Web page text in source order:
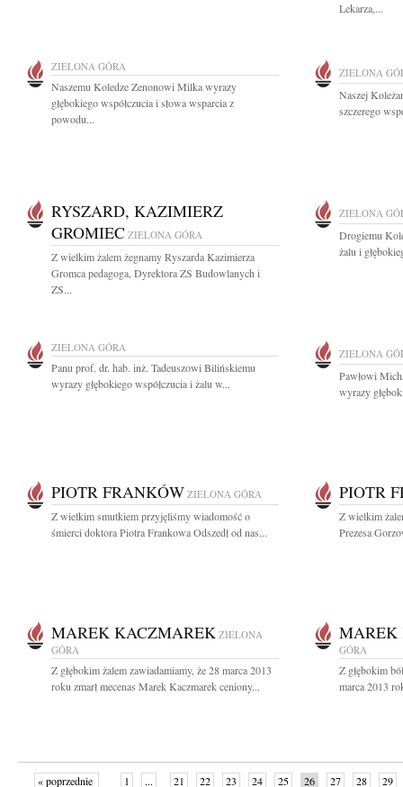
Lekarza,...
ZIELONA GÓRA
Naszemu Koledze Zenonowi Milka wyrazy
głębokiego współczucia i słowa wsparcia z
powodu...
ZIELONA
Naszej
szczerego
RYSZARD, KAZIMIERZ
GROMIEC ZIELONA GÓRA
Z wielkim żalem żegnamy Ryszarda Kazimierza
Gromca pedagoga, Dyrektora ZS Budowlanych i
ZS...
ZIELONA
Drogiemu
żalu i
ZIELONA GÓRA
Panu prof. dr. hab. inż. Tadeuszowi Bilińskiemu
wyrazy głębokiego współczucia i żalu w...
ZIELONA
Pawłowi
wyrazy
PIOTR FRANKÓW ZIELONA GÓRA
Z wielkim smutkiem przyjęliśmy wiadomość o
śmierci doktora Piotra Frankowa Odszedł od nas...
PIOTR
Z wielkim
Prezesa
MAREK KACZMAREK ZIELONA
GÓRA
Z głębokim żalem zawiadamiamy, że 28 marca 2013
roku zmarł mecenas Marek Kaczmarek ceniony...
MAREK
GÓRA
Z głębokim
marca 2013
« poprzednie 1 ... 21 22 23 24 25 26 27 28 29